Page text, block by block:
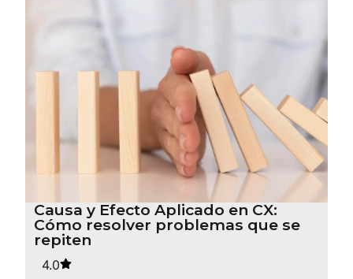
Causa y Efecto Aplicado en CX:
Cómo resolver problemas que se
repiten
4.0